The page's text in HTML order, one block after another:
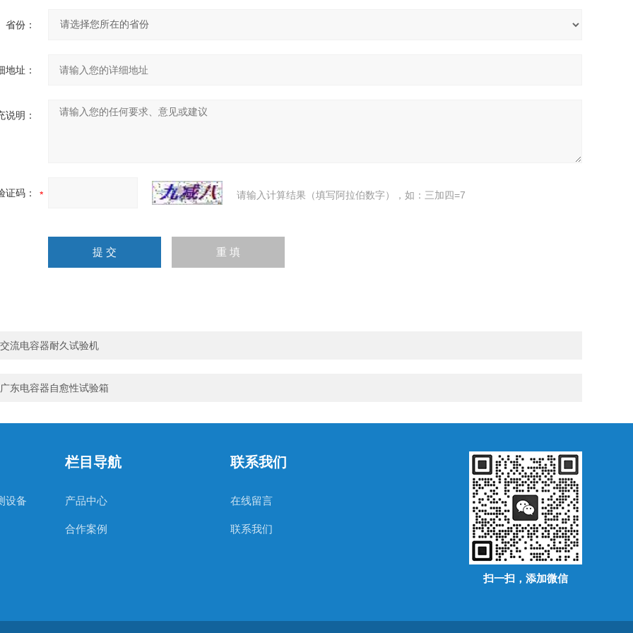
省份：
地址：
说明：
证码： 请输入计算结果（填写阿拉伯数字），如：三加四=7
交流电容器耐久试验机
广东电容器自愈性试验箱
设备
栏目导航
产品中心
合作案例
联系我们
在线留言
联系我们
扫一扫，添加微信